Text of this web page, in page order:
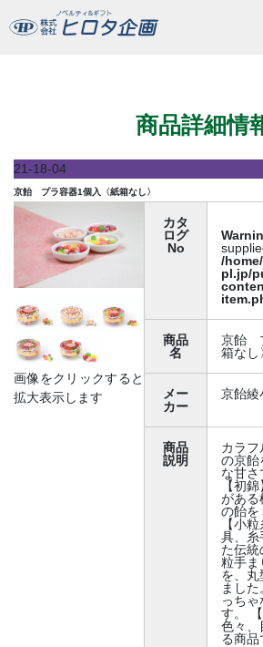
商品詳細情
21-18-04
京飴 プラ容器1個入〈紙箱なし〉
画像をクリックすると
拡大表示します
カタ
ログ
No
/
pl.jp/
商品
名
京飴
箱なし
メー
カー
京飴綾
商品
説明
カラフ
の京飴
な甘さ
【初
がある
の飴を
【小
具、糸
た伝
粒手ま
を、丸
まし
っち
す。
色々、
る商品